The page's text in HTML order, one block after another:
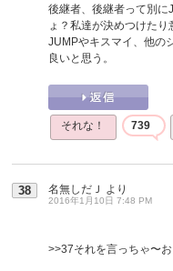
後継者、後継者って別に
ょ？私達が決めつけたり
JUMPやキスマイ、他の
良いと思う。
それな！ 739
38 名無しだＪ より
2016年1月10日 7:48 PM
>>37それを言っちゃ〜